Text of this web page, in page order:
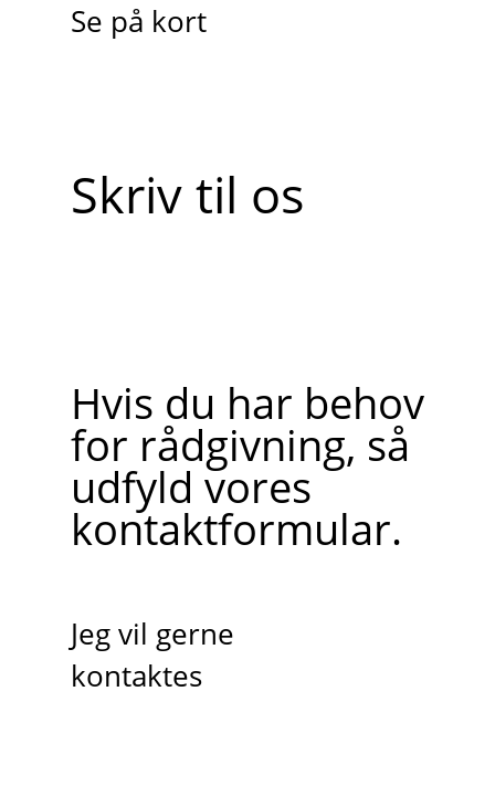
Se på kort
Skriv til os
Hvis du har behov
for rådgivning, så
udfyld vores
kontaktformular.
Jeg vil gerne
kontaktes